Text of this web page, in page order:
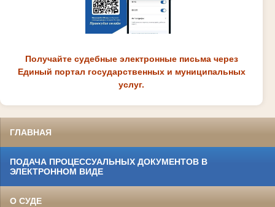
Получайте судебные электронные письма через
Единый портал государственных и муниципальных
услуг.
ГЛАВНАЯ
ПОДАЧА ПРОЦЕССУАЛЬНЫХ ДОКУМЕНТОВ В
ЭЛЕКТРОННОМ ВИДЕ
О СУДЕ